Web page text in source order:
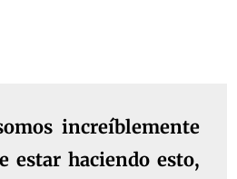
increíblemente
estar haciendo esto,